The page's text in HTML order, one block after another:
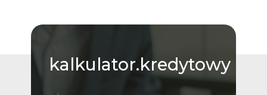
kalkulator.kredytowy